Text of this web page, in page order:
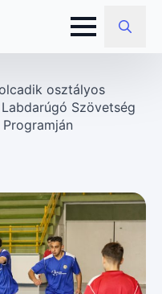
Search
osztályos
Szövetség